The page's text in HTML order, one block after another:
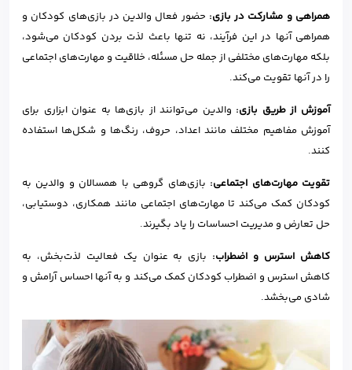
همراهی و مشارکت در بازی: حضور فعال والدین در بازی‌های کودکان و
همراهی آنها در این فرآیند، نه تنها باعث لذت بردن کودکان می‌شود،
بلکه مهارت‌های مختلفی از جمله حل مسئله، خلاقیت و مهارت‌های اجتماعی
را در آنها تقویت می‌کند.
آموزش از طریق بازی: والدین می‌توانند از بازی‌ها به عنوان ابزاری برای
آموزش مفاهیم مختلف مانند اعداد، حروف، رنگ‌ها و شکل‌ها استفاده
کنند.
تقویت مهارت‌های اجتماعی: بازی‌های گروهی با همسالان و والدین به
کودکان کمک می‌کند تا مهارت‌های اجتماعی مانند همکاری، دوستیابی،
حل تعارض و مدیریت احساسات را یاد بگیرند.
کاهش استرس و اضطراب: بازی به عنوان یک فعالیت لذت‌بخش، به
کاهش استرس و اضطراب کودکان کمک می‌کند و به آنها احساس آرامش و
شادی می‌بخشد.